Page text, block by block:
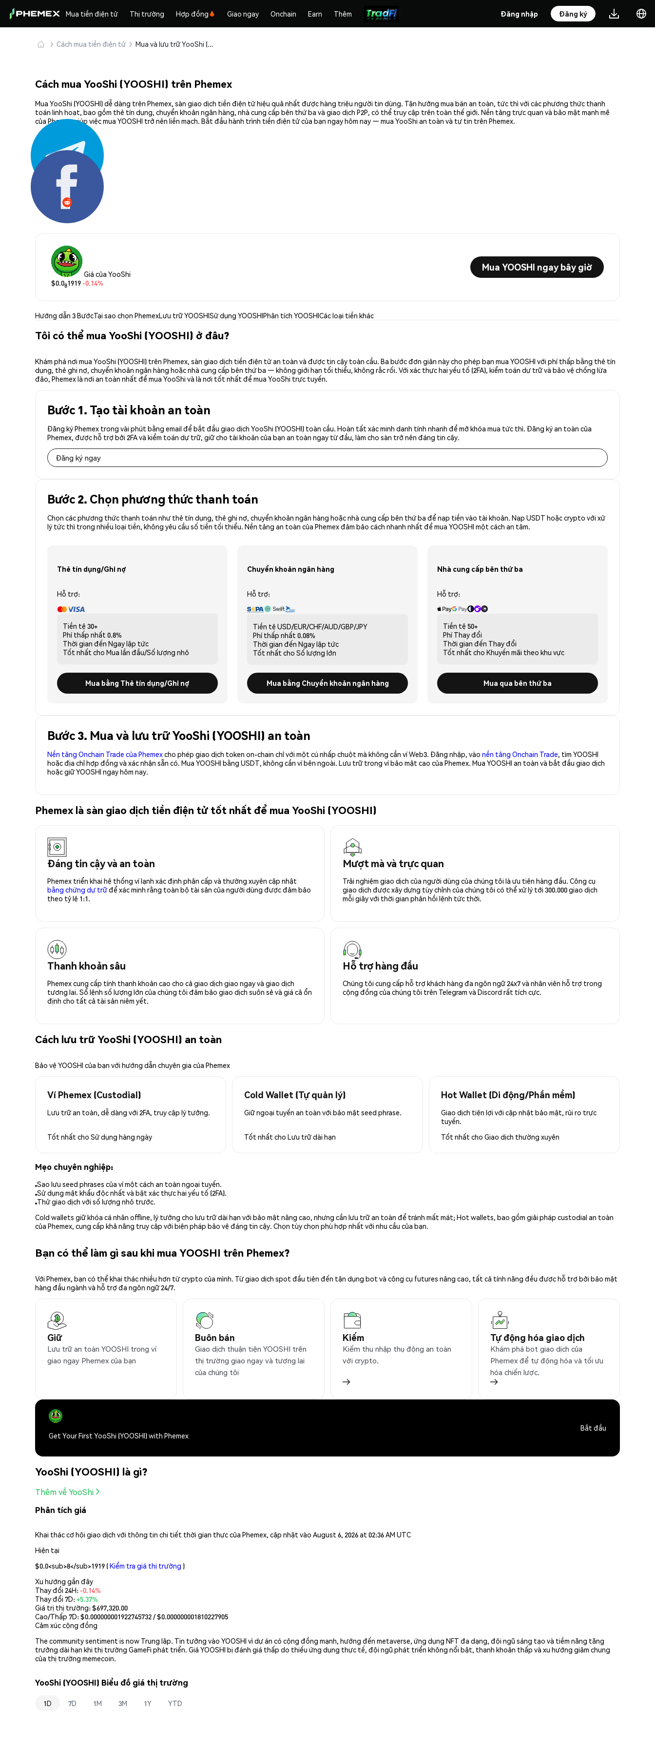
Mua tiền điện tử Thị trường Hợp đồng Giao ngay Onchain Earn Thêm Đăng nhập Đăng ký
Cách mua tiền điện tử Mua và lưu trữ YooShi (YOOSHI) an toàn
Cách mua YooShi (YOOSHI) trên Phemex
Mua YooShi (YOOSHI) dễ dàng trên Phemex, sàn giao dịch tiền điện tử hiệu quả nhất được hàng triệu người tin dùng. Tận hưởng mua bán an toàn, tức thì với các phương thức thanh
toán linh hoạt, bao gồm thẻ tín dụng, chuyển khoản ngân hàng, nhà cung cấp bên thứ ba và giao dịch P2P, có thể truy cập trên toàn thế giới. Nền tảng trực quan và bảo mật mạnh mẽ
của Phemex giúp việc mua YOOSHI trở nên liền mạch. Bắt đầu hành trình tiền điện tử của bạn ngay hôm nay — mua YooShi an toàn và tự tin trên Phemex.
Chia sẻ:
Giá của YooShi
$0.081919 -0.14%
Mua YOOSHI ngay bây giờ
Hướng dẫn 3 BướcTại sao chọn PhemexLưu trữ YOOSHISử dụng YOOSHIPhân tích YOOSHICác loại tiền khác
Tôi có thể mua YooShi (YOOSHI) ở đâu?
Khám phá nơi mua YooShi (YOOSHI) trên Phemex, sàn giao dịch tiền điện tử an toàn và được tin cậy toàn cầu. Ba bước đơn giản này cho phép bạn mua YOOSHI với phí thấp bằng thẻ tín
dụng, thẻ ghi nợ, chuyển khoản ngân hàng hoặc nhà cung cấp bên thứ ba — không giới hạn tối thiểu, không rắc rối. Với xác thực hai yếu tố (2FA), kiểm toán dự trữ và bảo vệ chống lừa
đảo, Phemex là nơi an toàn nhất để mua YooShi và là nơi tốt nhất để mua YooShi trực tuyến.
Bước 1. Tạo tài khoản an toàn
Đăng ký Phemex trong vài phút bằng email để bắt đầu giao dịch YooShi (YOOSHI) toàn cầu. Hoàn tất xác minh danh tính nhanh để mở khóa mua tức thì. Đăng ký an toàn của
Phemex, được hỗ trợ bởi 2FA và kiểm toán dự trữ, giữ cho tài khoản của bạn an toàn ngay từ đầu, làm cho sàn trở nên đáng tin cậy.
Đăng ký ngay
Bước 2. Chọn phương thức thanh toán
Chọn các phương thức thanh toán như thẻ tín dụng, thẻ ghi nợ, chuyển khoản ngân hàng hoặc nhà cung cấp bên thứ ba để nạp tiền vào tài khoản. Nạp USDT hoặc crypto với xử
lý tức thì trong nhiều loại tiền, không yêu cầu số tiền tối thiểu. Nền tảng an toàn của Phemex đảm bảo cách nhanh nhất để mua YOOSHI một cách an tâm.
Thẻ tín dụng/Ghi nợ
Hỗ trợ:
Tiền tệ 30+
Phí thấp nhất 0.8%
Thời gian đến Ngay lập tức
Tốt nhất cho Mua lần đầu/Số lượng nhỏ
Mua bằng Thẻ tín dụng/Ghi nợ
Chuyển khoản ngân hàng
Hỗ trợ:
Tiền tệ USD/EUR/CHF/AUD/GBP/JPY
Phí thấp nhất 0.08%
Thời gian đến Ngay lập tức
Tốt nhất cho Số lượng lớn
Mua bằng Chuyển khoản ngân hàng
Nhà cung cấp bên thứ ba
Hỗ trợ:
Tiền tệ 50+
Phí Thay đổi
Thời gian đến Thay đổi
Tốt nhất cho Khuyến mãi theo khu vực
Mua qua bên thứ ba
Bước 3. Mua và lưu trữ YooShi (YOOSHI) an toàn
Nền tảng Onchain Trade của Phemexcho phép giao dịch token on-chain chỉ với một cú nhấp chuột mà không cần ví Web3. Đăng nhập, vào nền tảng Onchain Trade, tìm YOOSHI
hoặc địa chỉ hợp đồng và xác nhận sẵn có. Mua YOOSHI bằng USDT, không cần ví bên ngoài. Lưu trữ trong ví bảo mật cao của Phemex. Mua YOOSHI an toàn và bắt đầu giao dịch
hoặc giữ YOOSHI ngay hôm nay.
Phemex là sàn giao dịch tiền điện tử tốt nhất để mua YooShi (YOOSHI)
Đáng tin cậy và an toàn
Phemex triển khai hệ thống ví lạnh xác định phân cấp và thường xuyên cập nhật
bằng chứng dự trữđể xác minh rằng toàn bộ tài sản của người dùng được đảm bảo
theo tỷ lệ 1:1.
Mượt mà và trực quan
Trải nghiệm giao dịch của người dùng của chúng tôi là ưu tiên hàng đầu. Công cụ
giao dịch được xây dựng tùy chỉnh của chúng tôi có thể xử lý tới 300.000 giao dịch
mỗi giây với thời gian phản hồi lệnh tức thời.
Thanh khoản sâu
Phemex cung cấp tính thanh khoản cao cho cả giao dịch giao ngay và giao dịch
tương lai. Sổ lệnh số lượng lớn của chúng tôi đảm bảo giao dịch suôn sẻ và giá cả ổn
định cho tất cả tài sản niêm yết.
Hỗ trợ hàng đầu
Chúng tôi cung cấp hỗ trợ khách hàng đa ngôn ngữ 24x7 và nhân viên hỗ trợ trong
cộng đồng của chúng tôi trên Telegram và Discord rất tích cực.
Cách lưu trữ YooShi (YOOSHI) an toàn
Bảo vệ YOOSHI của bạn với hướng dẫn chuyên gia của Phemex
Ví Phemex (Custodial)
Lưu trữ an toàn, dễ dàng với 2FA, truy cập lý tưởng.
Tốt nhất cho Sử dụng hàng ngày
Cold Wallet (Tự quản lý)
Giữ ngoại tuyến an toàn với bảo mật seed phrase.
Tốt nhất cho Lưu trữ dài hạn
Hot Wallet (Di động/Phần mềm)
Giao dịch tiện lợi với cập nhật bảo mật, rủi ro trực
tuyến.
Tốt nhất cho Giao dịch thường xuyên
Mẹo chuyên nghiệp:
Sao lưu seed phrases của ví một cách an toàn ngoại tuyến.
Sử dụng mật khẩu độc nhất và bật xác thực hai yếu tố (2FA).
Thử giao dịch với số lượng nhỏ trước.
Cold wallets giữ khóa cá nhân offline, lý tưởng cho lưu trữ dài hạn với bảo mật nâng cao, nhưng cần lưu trữ an toàn để tránh mất mát; Hot wallets, bao gồm giải pháp custodial an toàn
của Phemex, cung cấp khả năng truy cập với biện pháp bảo vệ đáng tin cậy. Chọn tùy chọn phù hợp nhất với nhu cầu của bạn.
Bạn có thể làm gì sau khi mua YOOSHI trên Phemex?
Với Phemex, bạn có thể khai thác nhiều hơn từ crypto của mình. Từ giao dịch spot đầu tiên đến tận dụng bot và công cụ futures nâng cao, tất cả tính năng đều được hỗ trợ bởi bảo mật
hàng đầu ngành và hỗ trợ đa ngôn ngữ 24/7.
Giữ
Lưu trữ an toàn YOOSHI trong ví
giao ngay Phemex của bạn
Buôn bán
Giao dịch thuận tiện YOOSHI trên
thị trường giao ngay và tương lai
của chúng tôi
Kiếm
Kiếm thu nhập thụ động an toàn
với crypto.
Tự động hóa giao dịch
Khám phá bot giao dịch của
Phemex để tự động hóa và tối ưu
hóa chiến lược.
Get Your First YooShi (YOOSHI) with Phemex
Bắt đầu
YooShi (YOOSHI) là gì?
Thêm về YooShi
Phân tích giá
Khai thác cơ hội giao dịch với thông tin chi tiết thời gian thực của Phemex, cập nhật vào August 6, 2026 at 02:36 AM UTC
Hiện tại
$0.0<sub>8</sub>1919 (Kiểm tra giá thị trường )
Xu hướng gần đây
Thay đổi 24H: -0.14%
Thay đổi 7D:+5.37%
Giá trị thị trường:$697,320.00
Cao/Thấp 7D: $0.000000001922745732 / $0.000000001810227905
Cảm xúc cộng đồng
The community sentiment is now Trung lập. Tin tưởng vào YOOSHI vì dự án có cộng đồng mạnh, hướng đến metaverse, ứng dụng NFT đa dạng, đội ngũ sáng tạo và tiềm năng tăng
trưởng dài hạn khi thị trường GameFi phát triển. Giá YOOSHI bị đánh giá thấp do thiếu ứng dụng thực tế, đội ngũ phát triển không nổi bật, thanh khoản thấp và xu hướng giảm chung
của thị trường memecoin.
YooShi (YOOSHI) Biểu đồ giá thị trường
1D 7D 1M 3M 1Y YTD